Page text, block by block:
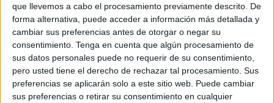
que llevemos a cabo el procesamiento previamente descrito. De
forma alternativa, puede acceder a información más detallada y
cambiar sus preferencias antes de otorgar o negar su
consentimiento. Tenga en cuenta que algún procesamiento de
sus datos personales puede no requerir de su consentimiento,
pero usted tiene el derecho de rechazar tal procesamiento. Sus
preferencias se aplicarán solo a este sitio web. Puede cambiar
sus preferencias o retirar su consentimiento en cualquier
SEGUIR LEYENDO
Buscar